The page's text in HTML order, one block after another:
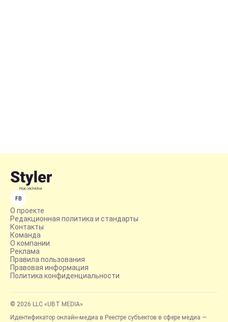
FB
О проекте
Редакционная политика и стандарты
Контакты
Команда
О компании
Реклама
Правила пользования
Правовая информация
Политика конфиденциальности
© 2026 LLC «UBT MEDIA»
Идентификатор онлайн-медиа в Реестре субъектов в сфере медиа —